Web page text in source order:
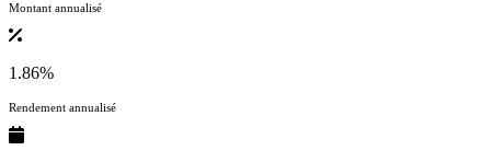
Montant annualisé
1.86%
Rendement annualisé